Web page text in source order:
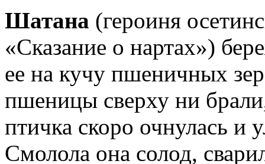
Шатана (героиня
«Сказание о нартах»)
ее на кучу пшеничных
пшеницы сверху ни
птичка скоро очнулась и
Смолола она солод,